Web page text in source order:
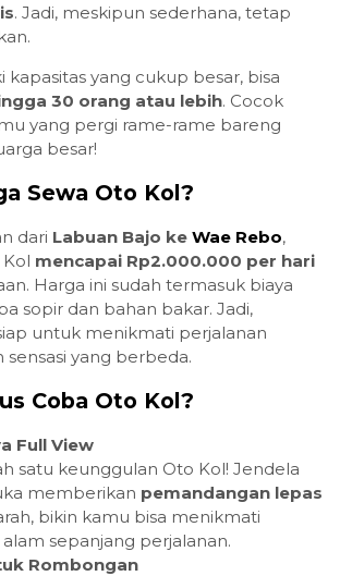
. Jadi, meskipun sederhana, tetap
kapasitas yang cukup besar, bisa
30 orang atau lebih. Cocok
yang pergi rame-rame bareng
besar!
Sewa Oto Kol?
dari Labuan Bajo ke Wae Rebo,
mencapai Rp2.000.000 per hari
Harga ini sudah termasuk biaya
sopir dan bahan bakar. Jadi,
untuk menikmati perjalanan
yang berbeda.
Coba Oto Kol?
Full View
satu keunggulan Oto Kol! Jendela
memberikan pemandangan lepas
bikin kamu bisa menikmati
sepanjang perjalanan.
Rombongan